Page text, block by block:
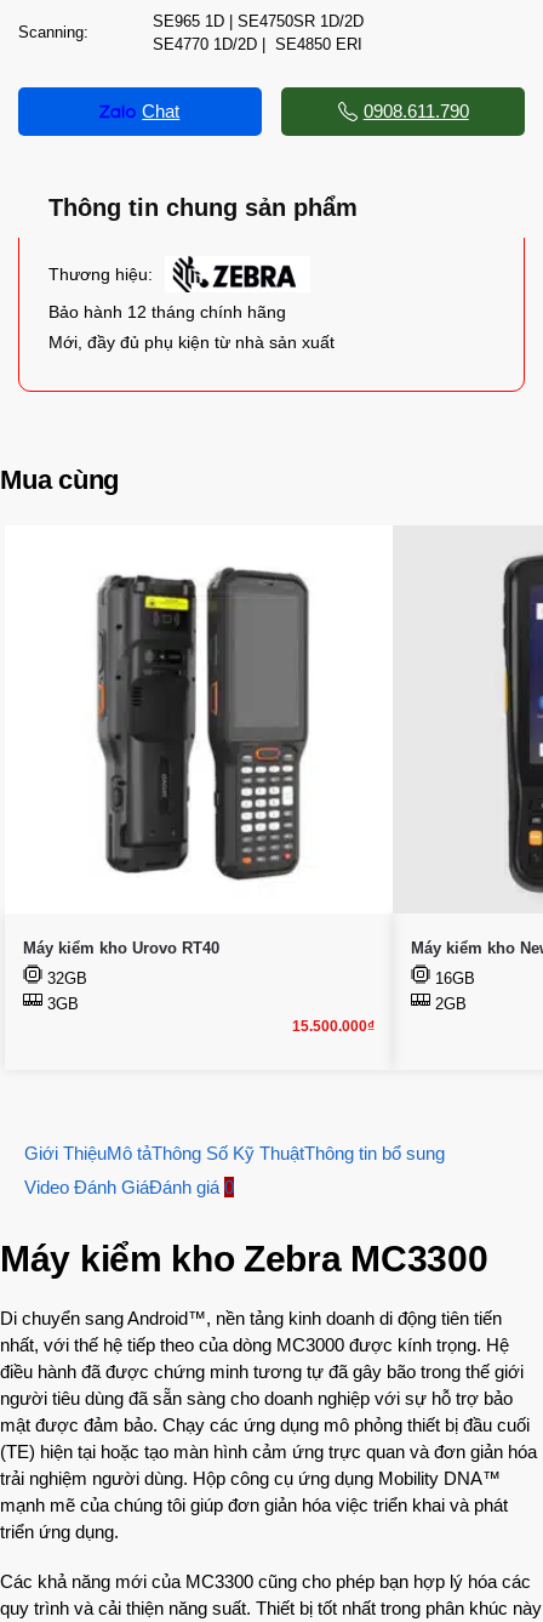
Scanning:
SE965 1D | SE4750SR 1D/2D
SE4770 1D/2D | SE4850 ERI
Chat 0908.611.790
Thông tin chung sản phẩm
Thương hiệu:
Bảo hành 12 tháng chính hãng
Mới, đầy đủ phụ kiện từ nhà sản xuất
Mua cùng
Máy kiểm kho Urovo RT40
32GB
3GB
15.500.000₫
Máy kiểm kho
16GB
2GB
Giới ThiệuMô tảThông Số Kỹ ThuậtThông tin bổ sung
Video Đánh GiáĐánh giá 0
Máy kiểm kho Zebra MC3300
Di chuyển sang Android™, nền tảng kinh doanh di động tiên tiến
nhất, với thế hệ tiếp theo của dòng MC3000 được kính trọng. Hệ
điều hành đã được chứng minh tương tự đã gây bão trong thế giới
người tiêu dùng đã sẵn sàng cho doanh nghiệp với sự hỗ trợ bảo
mật được đảm bảo. Chạy các ứng dụng mô phỏng thiết bị đầu cuối
(TE) hiện tại hoặc tạo màn hình cảm ứng trực quan và đơn giản hóa
trải nghiệm người dùng. Hộp công cụ ứng dụng Mobility DNA™
mạnh mẽ của chúng tôi giúp đơn giản hóa việc triển khai và phát
triển ứng dụng.
Các khả năng mới của MC3300 cũng cho phép bạn hợp lý hóa các
quy trình và cải thiện năng suất. Thiết bị tốt nhất trong phân khúc này